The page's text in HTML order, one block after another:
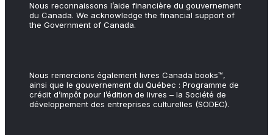
Nous reconnaissons l’aide financière du gouvernement
du Canada. We acknowledge the financial support of
the Government of Canada.
Nous remercions également livres Canada books™,
ainsi que le gouvernement du Québec : Programme de
crédit d’impôt pour l’édition de livres – la Société de
développement des entreprises culturelles (SODEC).